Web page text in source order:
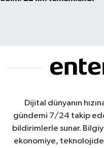
Dijital dünyanın
gündemi 7/24 takip
bildirimlerle sunar.
ekonomiye,